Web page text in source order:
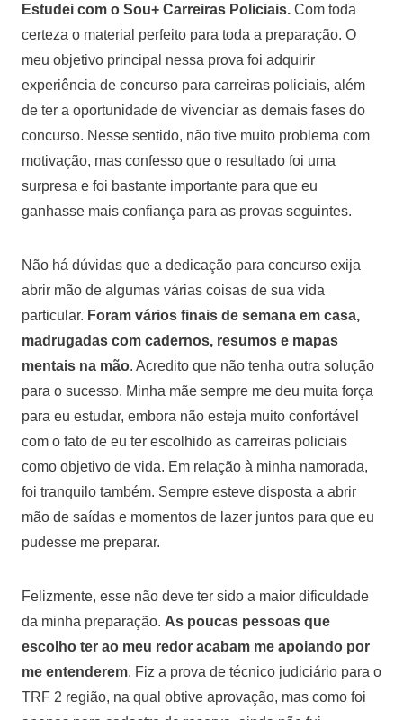
Estudei com o Sou+ Carreiras Policiais. Com toda
certeza o material perfeito para toda a preparação. O
meu objetivo principal nessa prova foi adquirir
experiência de concurso para carreiras policiais, além
de ter a oportunidade de vivenciar as demais fases do
concurso. Nesse sentido, não tive muito problema com
motivação, mas confesso que o resultado foi uma
surpresa e foi bastante importante para que eu
ganhasse mais confiança para as provas seguintes.
Não há dúvidas que a dedicação para concurso exija
abrir mão de algumas várias coisas de sua vida
particular. Foram vários finais de semana em casa,
madrugadas com cadernos, resumos e mapas
mentais na mão. Acredito que não tenha outra solução
para o sucesso. Minha mãe sempre me deu muita força
para eu estudar, embora não esteja muito confortável
com o fato de eu ter escolhido as carreiras policiais
como objetivo de vida. Em relação à minha namorada,
foi tranquilo também. Sempre esteve disposta a abrir
mão de saídas e momentos de lazer juntos para que eu
pudesse me preparar.
Felizmente, esse não deve ter sido a maior dificuldade
da minha preparação. As poucas pessoas que
escolho ter ao meu redor acabam me apoiando por
me entenderem. Fiz a prova de técnico judiciário para o
TRF 2 região, na qual obtive aprovação, mas como foi